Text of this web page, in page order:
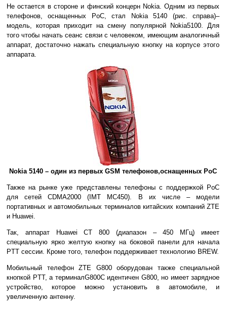
Не остается в стороне и финский концерн Nokia. Одним из первых
телефонов, оснащенных PoC, стал Nokia 5140 (рис. справа)–
модель, которая приходит на смену популярной Nokia5100. Для
того чтобы начать сеанс связи с человеком, имеющим аналогичный
аппарат, достаточно нажать специальную кнопку на корпусе этого
аппарата.
Nokia 5140 – один из первых GSM телефонов,оснащенных PoC
Также на рынке уже представлены телефоны с поддержкой PoC
для сетей CDMA2000 (IMT MC450). В их числе – модели
портативных и автомобильных терминалов китайских компаний ZTE
и Huawei.
Так, аппарат Huawei CT 800 (диапазон – 450 МГц) имеет
специальную ярко желтую кнопку на боковой панели для начала
PTT сессии. Кроме того, телефон поддерживает технологию BREW.
Мобильный телефон ZTE G800 оборудован также специальной
кнопкой PTT, а терминалG800C идентичен G800, но имеет зарядное
устройство, которое можно установить в автомобиле, и
увеличенную антенну.